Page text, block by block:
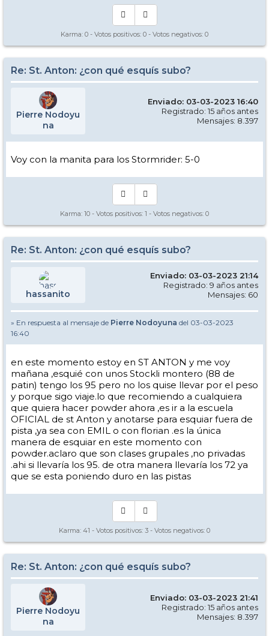
Karma: 0 - Votos positivos: 0 - Votos negativos: 0
Re: St. Anton: ¿con qué esquís subo?
Pierre Nodoyu
na
Enviado: 03-03-2023 16:40
Registrado: 15 años antes
Mensajes: 8.397
Voy con la manita para los Stormrider: 5-0
Karma: 10 - Votos positivos: 1 - Votos negativos: 0
Re: St. Anton: ¿con qué esquís subo?
hassanito
Enviado: 03-03-2023 21:14
Registrado: 9 años antes
Mensajes: 60
» En respuesta al mensaje de Pierre Nodoyuna del 03-03-2023
16:40
en este momento estoy en ST ANTON y me voy
mañana ,esquié con unos Stockli montero (88 de
patin) tengo los 95 pero no los quise llevar por el peso
y porque sigo viaje.lo que recomiendo a cualquiera
que quiera hacer powder ahora ,es ir a la escuela
OFICIAL de st Anton y anotarse para esquiar fuera de
pista ,ya sea con EMIL o con florian .es la única
manera de esquiar en este momento con
powder.aclaro que son clases grupales ,no privadas
.ahi si llevaría los 95. de otra manera llevaría los 72 ya
que se esta poniendo duro en las pistas
Karma: 41 - Votos positivos: 3 - Votos negativos: 0
Re: St. Anton: ¿con qué esquís subo?
Pierre Nodoyu
na
Enviado: 03-03-2023 21:41
Registrado: 15 años antes
Mensajes: 8.397